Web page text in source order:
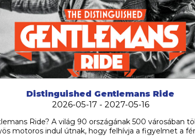
Distinguished Gentlemans Ride
2026-05-17 - 2027-05-16
Ride? A világ 90 országának 500 városában
motoros indul útnak, hogy felhívja a figyelmet a